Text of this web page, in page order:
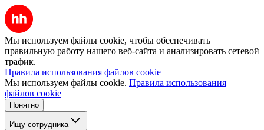
Мы используем файлы cookie, чтобы обеспечивать
правильную работу нашего веб-сайта и анализировать сетевой
трафик.
Правила использования файлов cookie
Мы используем файлы cookie. Правила использования
файлов cookie
Понятно
Ищу сотрудника